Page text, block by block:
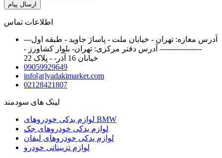
ارسال پیام
اطلاعات تماس
آدرس مغازه: تهران - خیابان ملت - پاساژ جاوید - طبقه اول---
----------------- آدرس دفتر مرکزی: تهران- بلوار کشاورز -
خیابان 16 آذر- - پلاک 22
09059929649
info[at]yadakimarket.com
02128421807
لینک های سودمند
لوازم یدکی خودروهای BMW
لوازم یدکی خودروهای جک
لوازم یدکی خودروهای لیفان
لوازم تزییناتی خودرو